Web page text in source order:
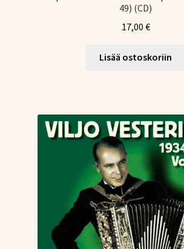
49) (CD)
17,00 €
Lisää ostoskoriin